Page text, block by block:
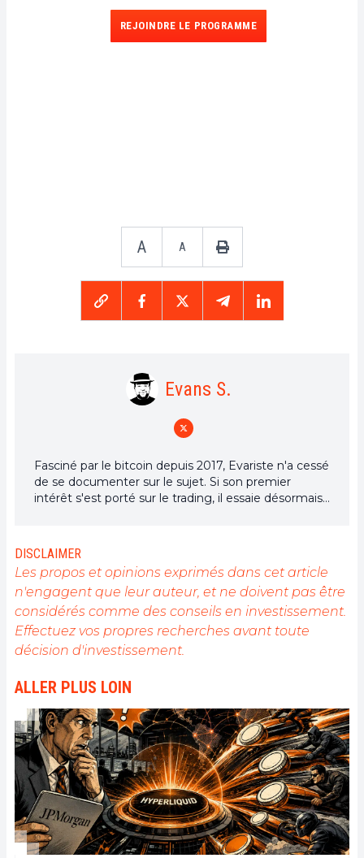
REJOINDRE LE PROGRAMME
A A
Evans S.
Fasciné par le bitcoin depuis 2017, Evariste n'a cessé
de se documenter sur le sujet. Si son premier
intérêt s'est porté sur le trading, il essaie désormais
rédacteur, il aspire à fournir en permanence un
travail de haute qualité qui reflète l'état du secteur
dans son ensemble.
DISCLAIMER
Les propos et opinions exprimés dans cet article
n'engagent que leur auteur, et ne doivent pas être
considérés comme des conseils en investissement.
Effectuez vos propres recherches avant toute
décision d'investissement.
ALLER PLUS LOIN